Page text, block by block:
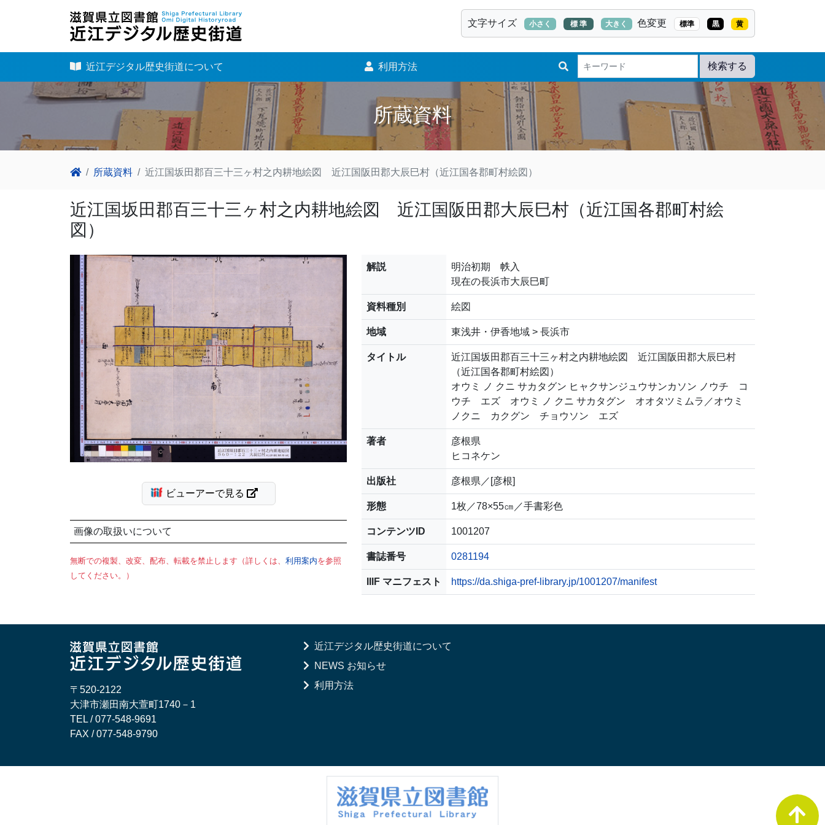
文字サイズ 小さく 標 準 大きく 色変更 標準 黒 黄
近江デジタル歴史街道について 利用方法 検索する
所蔵資料
所蔵資料 近江国坂田郡百三十三ヶ村之内耕地絵図 近江国阪田郡大辰巳村（近江国各郡町村絵図）
近江国坂田郡百三十三ヶ村之内耕地絵図 近江国阪田郡大辰巳村（近江国各郡町村絵
図）
ビューアーで見る
画像の取扱いについて
無断での複製、改変、配布、転載を禁止します（詳しくは、 利用案内を参照
してください。）
解説
明治初期 帙入
現在の長浜市大辰巳町
資料種別 絵図
地域 東浅井・伊香地域 > 長浜市
タイトル
近江国坂田郡百三十三ヶ村之内耕地絵図 近江国阪田郡大辰巳村
（近江国各郡町村絵図）
オウミ ノ クニ サカタグン ヒャクサンジュウサンカソン ノウチ コ
ウチ エズ オウミ ノ クニ サカタグン オオタツミムラ／オウミ
ノクニ カクグン チョウソン エズ
著者
彦根県
ヒコネケン
出版社 彦根県／[彦根]
形態 1枚／78×55㎝／手書彩色
コンテンツID 1001207
書誌番号 0281194
IIIF マニフェスト https://da.shiga-pref-library.jp/1001207/manifest
〒520-2122
大津市瀬田南大萱町1740－1
TEL / 077-548-9691
FAX / 077-548-9790
近江デジタル歴史街道について
NEWS お知らせ
利用方法